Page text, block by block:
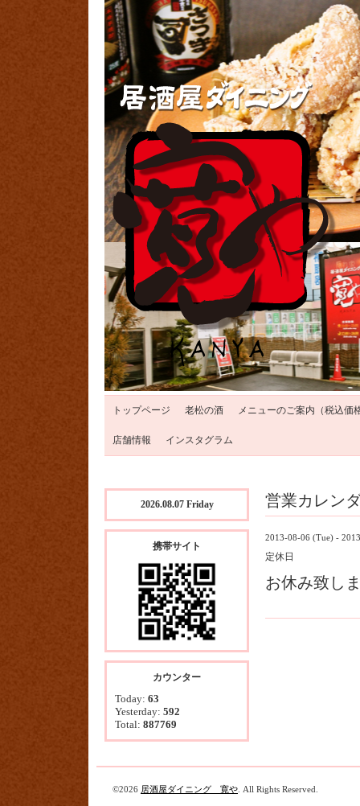
トップページ 老松の酒 メニューのご案内（税込価
店舗情報 インスタグラム
営業カレン
2013-08-06 (Tue) -
定休日
お休み致し
2026.08.07 Friday
携帯サイト
カウンター
Today: 63
Yesterday: 592
Total: 887769
©2026 居酒屋ダイニング 寛や . All Rights Reserved.